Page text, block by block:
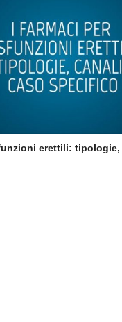
erettili: tipologie,